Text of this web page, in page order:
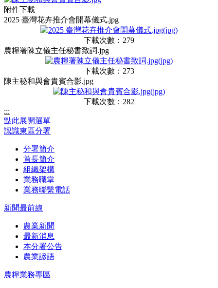
附件下載
2025 臺灣花卉推介會開幕儀式.jpg
下載次數：279
農糧署陳立儀主任秘書致詞.jpg
下載次數：273
陳主秘和與會貴賓合影.jpg
下載次數：282
:::
點此展開選單
認識東區分署
分署簡介
首長簡介
組織架構
業務職掌
業務聯繫電話
新聞最前線
農業新聞
最新消息
本分署公告
農業諺語
農糧業務專區